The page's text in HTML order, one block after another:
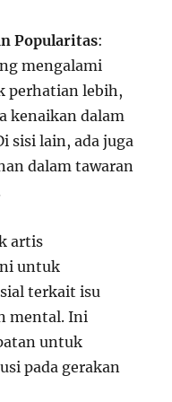
Popularitas:
mengalami
perhatian lebih,
kenaikan dalam
sisi lain, ada juga
dalam tawaran
artis
untuk
terkait isu
mental. Ini
untuk
pada gerakan